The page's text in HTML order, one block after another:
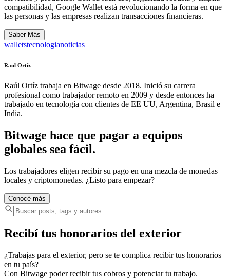
compatibilidad, Google Wallet está revolucionando la forma en que
las personas y las empresas realizan transacciones financieras.
Saber Más
walletstecnologianoticias
Raul Ortíz
Raúl Ortíz trabaja en Bitwage desde 2018. Inició su carrera
profesional como trabajador remoto en 2009 y desde entonces ha
trabajado en tecnología con clientes de EE UU, Argentina, Brasil e
India.
Bitwage hace que pagar a equipos
globales sea fácil.
Los trabajadores eligen recibir su pago en una mezcla de monedas
locales y criptomonedas. ¿Listo para empezar?
Conocé más
Recibí tus honorarios del exterior
¿Trabajas para el exterior, pero se te complica recibir tus honorarios
en tu país?
Con Bitwage poder recibir tus cobros y potenciar tu trabajo.